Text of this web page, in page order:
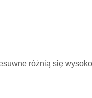
różnią się